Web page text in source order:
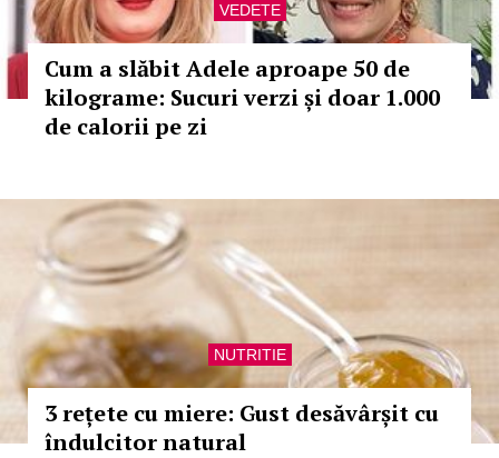
VEDETE
Cum a slăbit Adele aproape 50 de
kilograme: Sucuri verzi și doar 1.000
de calorii pe zi
NUTRITIE
3 rețete cu miere: Gust desăvârșit cu
îndulcitor natural